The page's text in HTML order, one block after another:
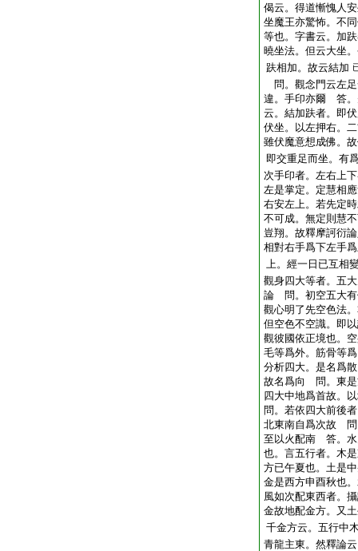
偈云。得道慚愧人
坐魔王亦驚怖。不
等也。字書云。加
曉坐法。但云大坐
趺相加。故云結加
問。觀念門云左
違。手印亦爾 答。
云。結加趺者。即
伏坐。以左押右。
雖伏魔意想成佛。
即交重足而坐。有
次手印者。左右上
左是掌定。定慧相
右安左上。若先定
不可成。無定則慧
豈翔。故釋摩訶衍
相對右手爲下左手
上。經一日已互相
觀身四大等者。五
論 問。初空五大
觀心明了先空色法
但空色不空識。即
觀彼國依正境也。
毛等爲外。筋骨等
分析四大。是名爲
故名爲向 問。東
四大中地爲首故。
問。若依四大前後
北東南自爲次故 問
至以火配南 答。水
也。言五行者。木
方已午夏也。土是
金是西方申酉秋也
風如次配東西者。
金故地配金方。又
千金方云。五行中
青龍主東。然釋論